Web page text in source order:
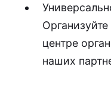
центре
наших